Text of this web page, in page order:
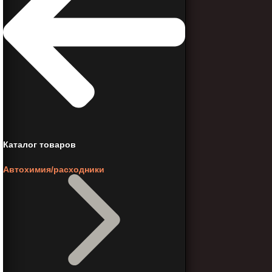
Каталог товаров
Автохимия/расходники